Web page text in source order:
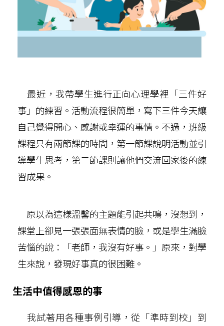
最近，我帶學生進行正向心理學裡「三件好
事」的練習。活動流程很簡單，寫下三件今天讓
自己覺得開心、感謝或幸運的事情。不過，班級
課程只有兩節課的時間，第一節課說明活動並引
導學生思考，第二節課則讓他們交流回家後的練
習成果。
原以為這樣溫馨的主題能引起共鳴，沒想到，
課堂上卻見一張張面無表情的臉，或是學生滿臉
苦惱的說：「老師，我沒有好事。」原來，對學
生來說，發現好事真的很困難。
生活中值得感恩的事
我試著用各種事例引導，從「準時到校」到